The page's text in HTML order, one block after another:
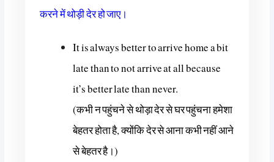
करने में थोड़ी देर हो जाए।
It is always better to arrive home a bit
late than to not arrive at all because
it’s better late than never.
(कभी न पहुंचने से थोड़ा देर से घर पहुंचना हमेशा
बेहतर होता है, क्योंकि देर से आना कभी नहीं आने
से बेहतर है।)